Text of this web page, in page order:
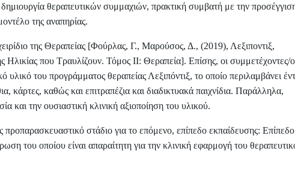
δημιουργία θεραπευτικών συμμαχιών, πρακτική συμβατή με την
της αναπηρίας.
της Θεραπείας [Φούρλας, Γ., Μαρούσος, Δ., (2019), Λεξιποντιξ,
που Τραυλίζουν. Τόμος ΙΙ: Θεραπεία]. Επίσης, οι συμμετέχοντες/
του προγράμματος θεραπείας Λεξιπόντιξ, το οποίο περιλαμβάνει
κάρτες, καθώς και επιτραπέζια και διαδικτυακά παιχνίδια. Παράλληλα,
και την ουσιαστική κλινική αξιοποίηση του υλικού.
στάδιο για το επόμενο, επίπεδο εκπαίδευσης:
του οποίου είναι απαραίτητη για την κλινική εφαρμογή του